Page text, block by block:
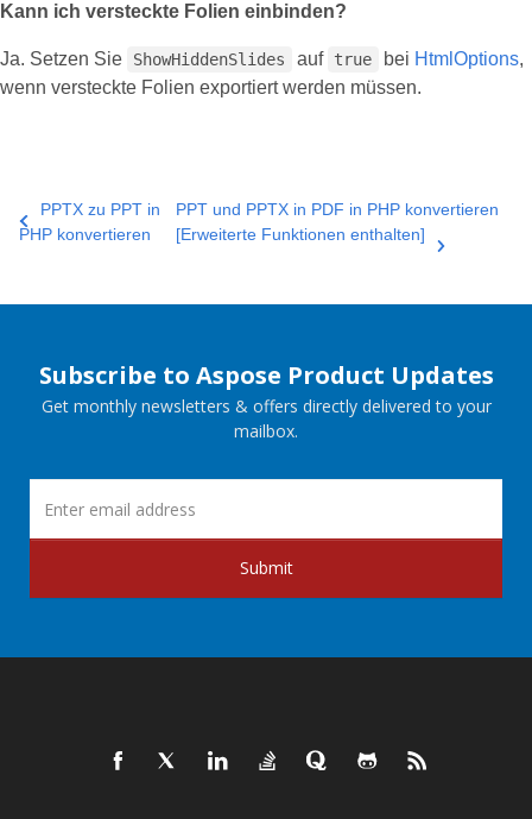
Kann ich versteckte Folien einbinden?
Ja. Setzen Sie ShowHiddenSlides auf true bei HtmlOptions,
wenn versteckte Folien exportiert werden müssen.
PPTX zu PPT in
PHP konvertieren
PPT und PPTX in PDF in PHP konvertieren
[Erweiterte Funktionen enthalten]
Subscribe to Aspose Product Updates
Get monthly newsletters & offers directly delivered to your
mailbox.
Submit